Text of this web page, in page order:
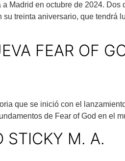
Foodie
Mix
Madrid en octubre de 2024.
treinta aniversario, que tendrá
FEAR OF
que se inició con el
de Fear of God en el
STICKY M. A.